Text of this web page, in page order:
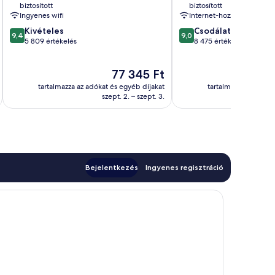
biztosított
Ingyenes wifi
9.4
ennyiből:
értékelés
9,4 Kivételes
5 809 értékelés
Az
ár
77 345 Ft
77 345 Ft
tartalmazza az adókat és egyéb díjakat
szept. 2. – szept. 3.
biztosított
Internet-hozzáférés
9.0
ennyiből:
értékelés
9,0 Csodálatos
8 475 értékelés
tartalmazza az
Bejelentkezés Ingyenes regisztráció